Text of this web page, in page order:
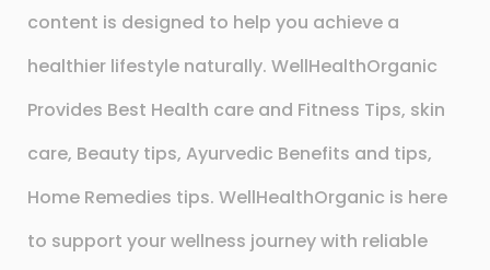
content is designed to help you achieve a
healthier lifestyle naturally. WellHealthOrganic
Provides Best Health care and Fitness Tips, skin
care, Beauty tips, Ayurvedic Benefits and tips,
Home Remedies tips. WellHealthOrganic is here
to support your wellness journey with reliable